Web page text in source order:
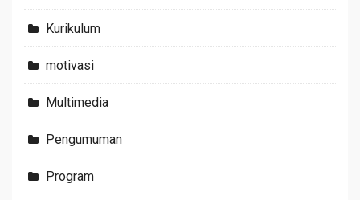
Kurikulum
motivasi
Multimedia
Pengumuman
Program